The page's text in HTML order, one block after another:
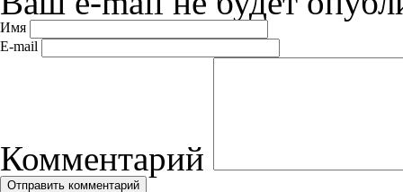
Имя
E-mail
Комментарий